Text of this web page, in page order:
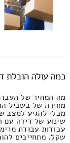
כמה עולה הובלת
מה המחיר של
מחירה של בשביל
מבלי להגיע למצב
שינוע של דירה עם
שקל. מתחייבים